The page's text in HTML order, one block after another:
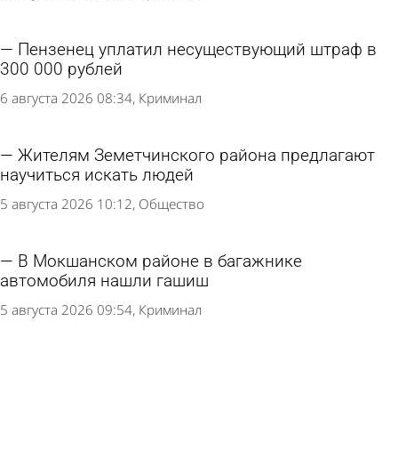
Пензенец уплатил несуществующий штраф в
300 000 рублей
6 августа 2026 08:34 Криминал
Жителям Земетчинского района предлагают
научиться искать людей
5 августа 2026 10:12 Общество
В Мокшанском районе в багажнике
автомобиля нашли гашиш
5 августа 2026 09:54 Криминал